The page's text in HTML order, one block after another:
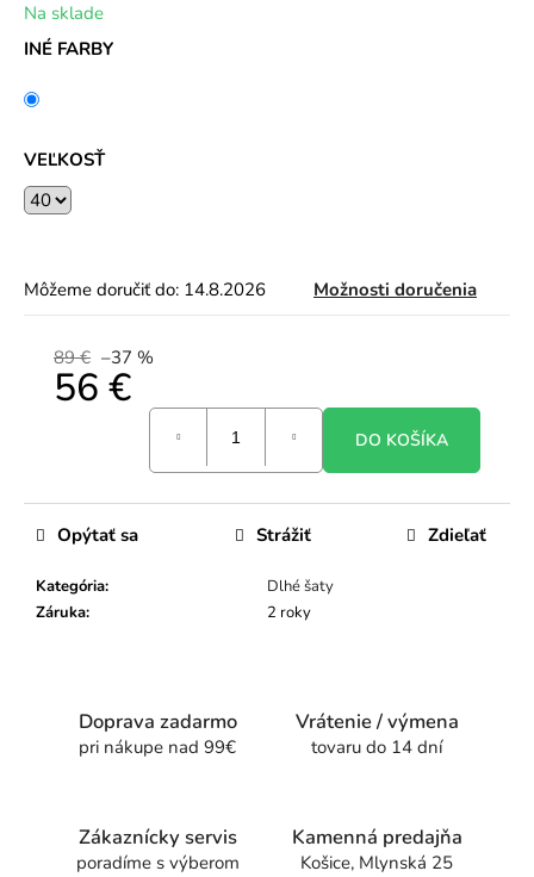
INÉ FARBY
VEĽKOSŤ
Môžeme doručiť do: 14.8.2026 Možnosti doručenia
Na sklade
89 € –37 %
56 €
DO KOŠÍKA
Kategória:
Dlhé šaty
Záruka: 2 roky
Opýtať sa Strážiť Zdieľať
Doprava zadarmo
pri nákupe nad 99€
Vrátenie / výmena
tovaru do 14 dní
Zákaznícky servis
poradíme s výberom
Kamenná predajňa
Košice, Mlynská 25